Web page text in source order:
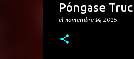
Póngase
el noviembre 14, 2025